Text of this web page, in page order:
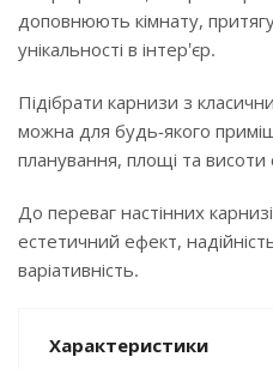
доповнюють кімнату,
унікальності в інтер'єр.
Підібрати карнизи з
можна для будь-якого
планування, площі та висоти
До переваг настінних
естетичний ефект,
варіативність.
Характеристики